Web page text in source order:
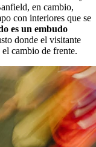
en cambio,
con interiores que se
es un embudo
donde el visitante
cambio de frente.